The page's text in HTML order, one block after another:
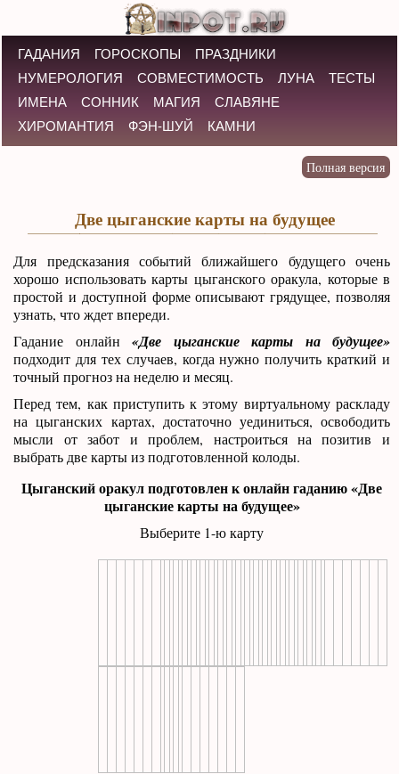
ГАДАНИЯ ГОРОСКОПЫ
ПРАЗДНИКИ
НУМЕРОЛОГИЯ
СОВМЕСТИМОСТЬ ЛУНА
ТЕСТЫ
ИМЕНА
СОННИК МАГИЯ
СЛАВЯНЕ
ХИРОМАНТИЯ
ФЭН-ШУЙ КАМНИ
Две цыганские карты на будущее
Для предсказания событий ближайшего будущего очень
хорошо использовать карты цыганского оракула, которые в
простой и доступной форме описывают грядущее, позволяя
узнать, что ждет впереди.
Гадание онлайн«Две цыганские карты на будущее»
подходит для тех случаев, когда нужно получить краткий и
точный прогноз на неделю и месяц.
Перед тем, как приступить к этому виртуальному раскладу
на цыганских картах, достаточно уединиться, освободить
мысли от забот и проблем, настроиться на позитив и
выбрать две карты из подготовленной колоды.
Цыганский оракул подготовлен к онлайн гаданию «Две
цыганские карты на будущее»
Выберите 1-ю карту